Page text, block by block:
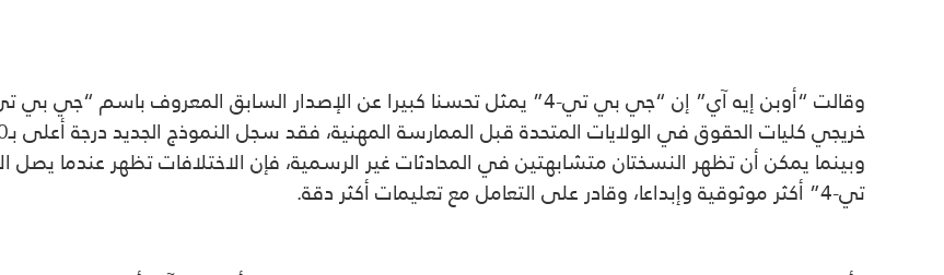
خريجي كليات الحقوق في الولايات المتحدة قبل الممارسة المهنية، فقد سجل النموذج الجديد درجة أعلى بـ10% مقابل تصنيف النموذج الأقدم.
وبينما يمكن أن تظهر النسختان متشابهتين في المحادثات غير الرسمية، فإن الاختلافات تظهر عندما
تي-4” أكثر موثوقية وإبداعا، وقادر على التعامل مع تعليمات أكثر دقة.